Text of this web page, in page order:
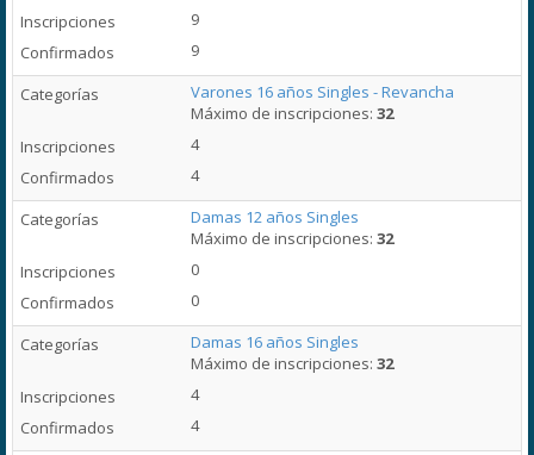
9
9
Varones 16 años Singles - Revancha
Máximo de inscripciones:32
4
4
Damas 12 años Singles
Máximo de inscripciones:32
0
0
Damas 16 años Singles
Máximo de inscripciones:32
4
4